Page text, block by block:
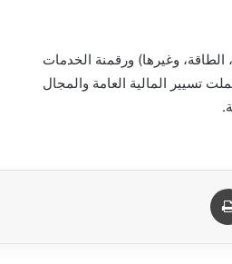
الطاقة، وغيرها) ورقمنة الخدمات
تسيير المالية العامة والمجال